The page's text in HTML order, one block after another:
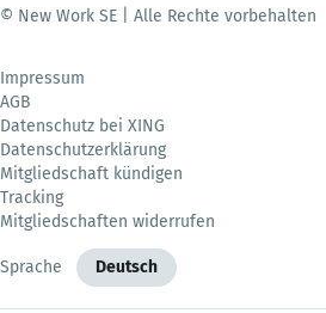
© New Work SE | Alle Rechte vorbehalten
Impressum
AGB
Datenschutz bei XING
Datenschutzerklärung
Mitgliedschaft kündigen
Tracking
Mitgliedschaften widerrufen
Sprache Deutsch